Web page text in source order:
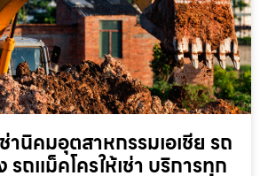
านิคมอุตสาหกรรมเอเชีย รถ
รถแม็คโครให้เช่า บริการทุก